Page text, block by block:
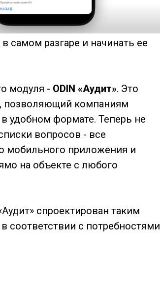
самом разгаре и начинать ее
модуля - ODIN «Аудит». Это
позволяющий компаниям
удобном формате. Теперь не
вопросов - все
мобильного приложения и
на объекте с любого
спроектирован таким
соответствии с потребностями